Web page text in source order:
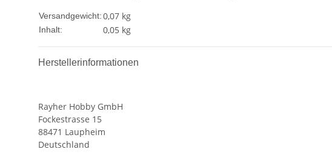
Versandgewicht:0,07 kg
Inhalt: 0,05 kg
Herstellerinformationen
Rayher Hobby GmbH
Fockestrasse 15
88471 Laupheim
Deutschland